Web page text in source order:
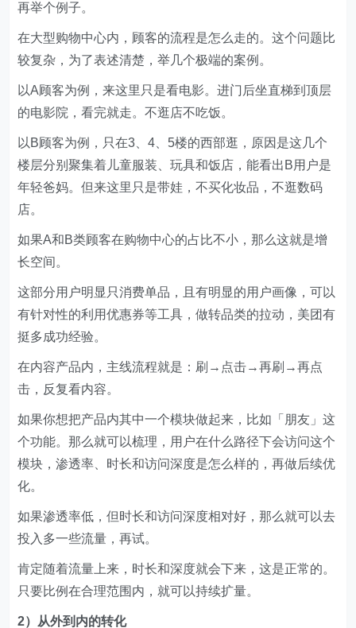
再举个例子。
在大型购物中心内，顾客的流程是怎么走的。这个问题比
较复杂，为了表述清楚，举几个极端的案例。
以A顾客为例，来这里只是看电影。进门后坐直梯到顶层
的电影院，看完就走。不逛店不吃饭。
以B顾客为例，只在3、4、5楼的西部逛，原因是这几个
楼层分别聚集着儿童服装、玩具和饭店，能看出B用户是
年轻爸妈。但来这里只是带娃，不买化妆品，不逛数码
店。
如果A和B类顾客在购物中心的占比不小，那么这就是增
长空间。
这部分用户明显只消费单品，且有明显的用户画像，可以
有针对性的利用优惠券等工具，做转品类的拉动，美团有
挺多成功经验。
在内容产品内，主线流程就是：刷→点击→再刷→再点
击，反复看内容。
如果你想把产品内其中一个模块做起来，比如「朋友」这
个功能。那么就可以梳理，用户在什么路径下会访问这个
模块，渗透率、时长和访问深度是怎么样的，再做后续优
化。
如果渗透率低，但时长和访问深度相对好，那么就可以去
投入多一些流量，再试。
肯定随着流量上来，时长和深度就会下来，这是正常的。
只要比例在合理范围内，就可以持续扩量。
2）从外到内的转化